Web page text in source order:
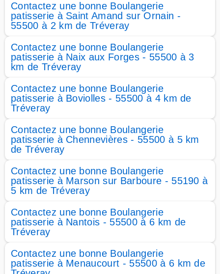
Contactez une bonne Boulangerie
patisserie à Saint Amand sur Ornain -
55500 à 2 km de Tréveray
Contactez une bonne Boulangerie
patisserie à Naix aux Forges - 55500 à 3
km de Tréveray
Contactez une bonne Boulangerie
patisserie à Boviolles - 55500 à 4 km de
Tréveray
Contactez une bonne Boulangerie
patisserie à Chennevières - 55500 à 5 km
de Tréveray
Contactez une bonne Boulangerie
patisserie à Marson sur Barboure - 55190 à
5 km de Tréveray
Contactez une bonne Boulangerie
patisserie à Nantois - 55500 à 6 km de
Tréveray
Contactez une bonne Boulangerie
patisserie à Menaucourt - 55500 à 6 km de